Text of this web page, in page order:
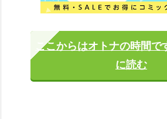
ここからはオトナの時間
に読む